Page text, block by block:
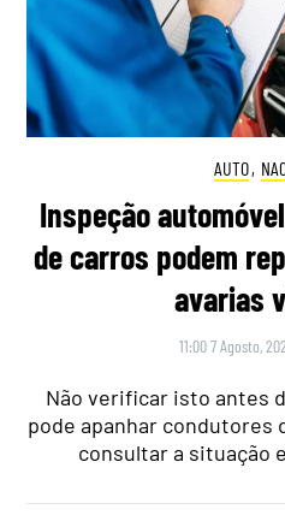
AUTO,
Inspeção
de carros podem
avarias
11:00 7 Agosto,
Não verificar isto antes
pode apanhar condutores
consultar a situação